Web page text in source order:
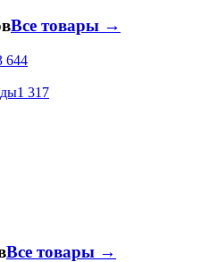
Все товары →
644
1 317
Все товары →